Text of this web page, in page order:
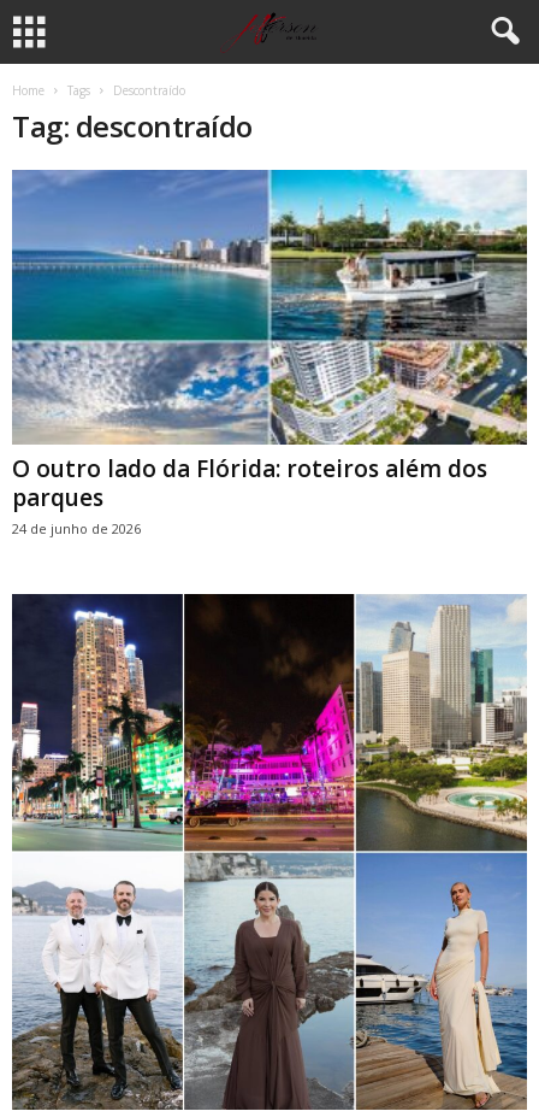
Home Tags Descontraído
Tag: descontraído
O outro lado da Flórida: roteiros além dos
parques
24 de junho de 2026